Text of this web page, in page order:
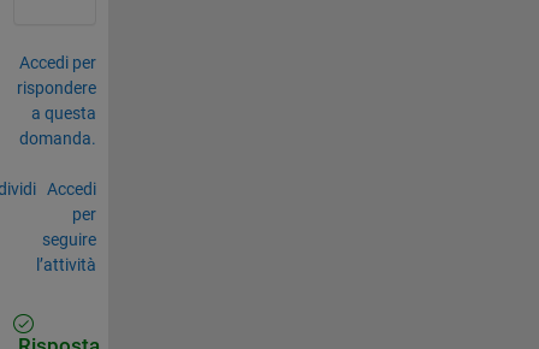
Accedi per
rispondere
a questa
domanda.
Accedi
per
seguire
l’attività